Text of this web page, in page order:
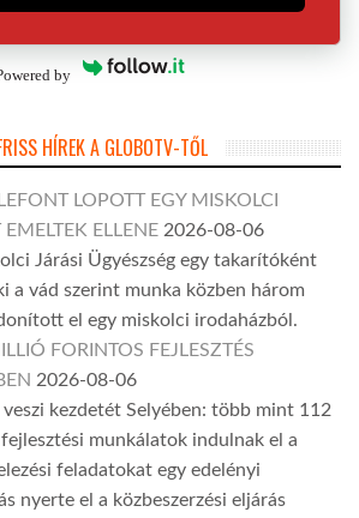
by
HÍREK A GLOBOTV-TŐL
LOPOTT EGY MISKOLCI
ELLENE 2026-08-06
Járási Ügyészség egy takarítóként
a vád szerint munka közben három
el egy miskolci irodaházból.
FORINTOS FEJLESZTÉS
2026-08-06
veszi kezdetét Selyében: több mint 112
munkálatok indulnak el a
feladatokat egy edelényi
nyerte el a közbeszerzési eljárás